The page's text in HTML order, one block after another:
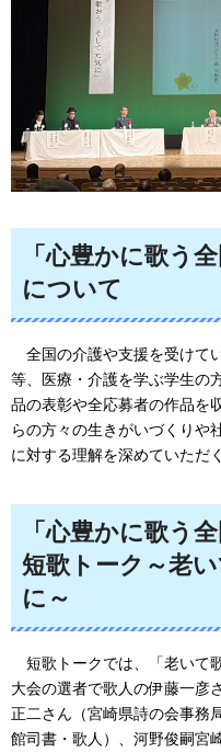
「心豊かに歌う
について
全国の介護や支援を受けて
等、医療・介護を学ぶ学生の
品の表彰や全応募者の作品を
らの方々の生きがいづくりや
に対する理解を深めていただ
「心豊かに歌う
短歌トーク～老
に～
短歌トークでは、「老いて
大会の選者で歌人の伊藤一彦
正二さん（宮崎県詩の会事務
館司書・歌人）、河野俊嗣宮